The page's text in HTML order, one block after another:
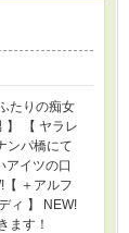
たりの痴女
】 【 ヤラレ
ンパ橋にて
アイツの口
【 ＋アルフ
ィ 】 NEW!
ます！